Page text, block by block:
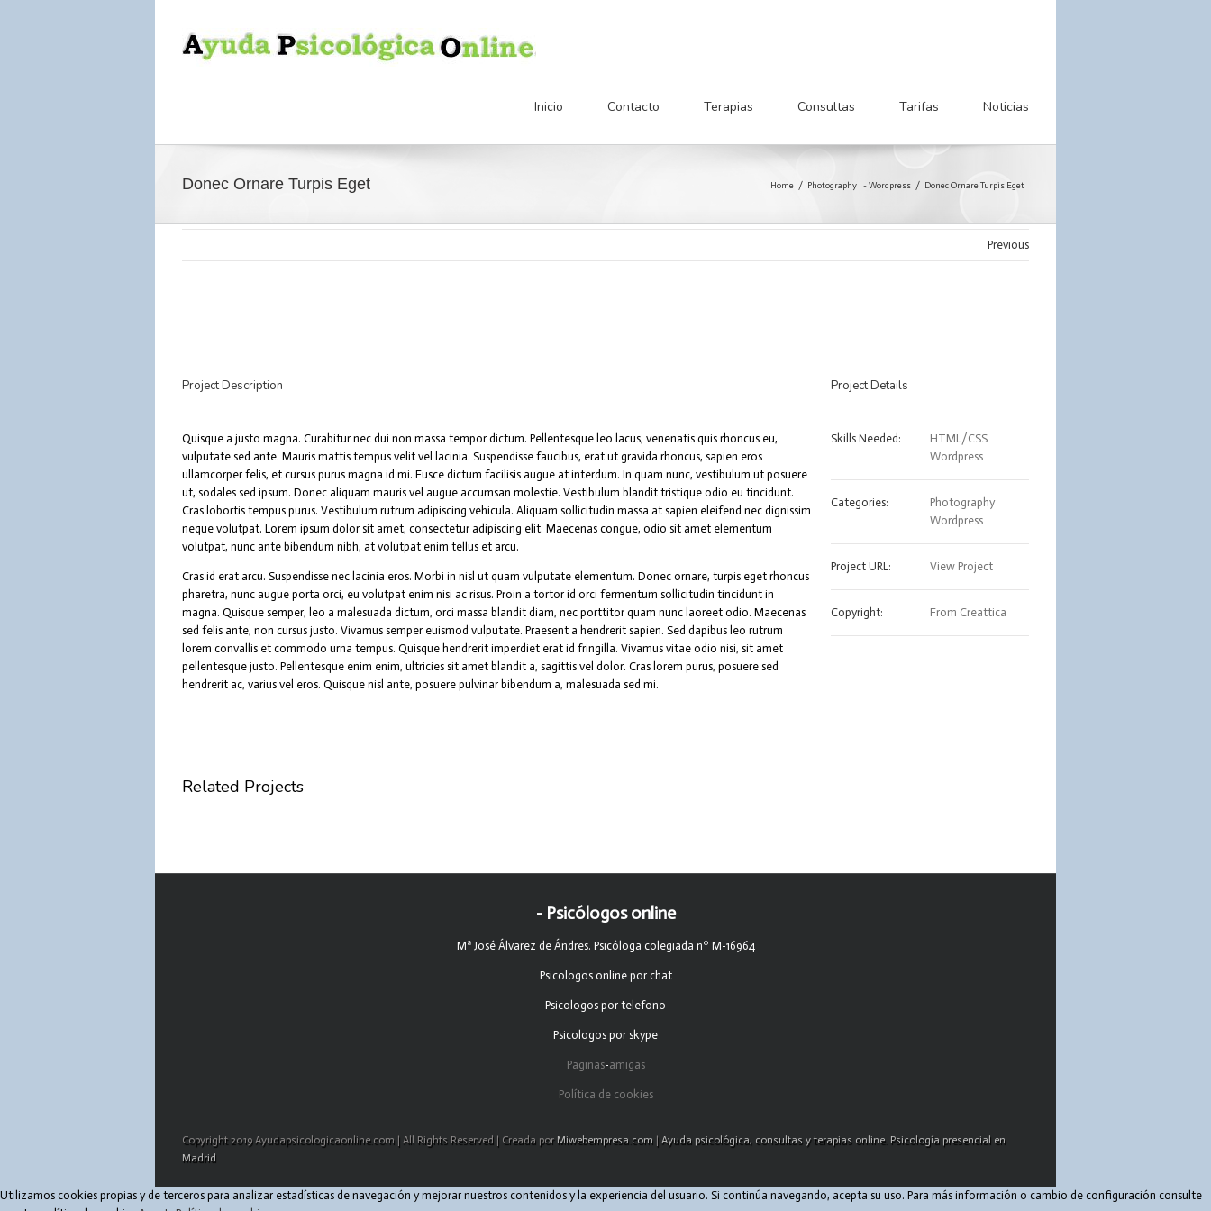
Inicio Contacto Terapias Consultas Tarifas Noticias
Donec Ornare Turpis Eget Home Photography -Wordpress Donec Ornare Turpis Eget
Previous
Project Description
Quisque a justo magna. Curabitur nec dui non massa tempor dictum. Pellentesque leo lacus, venenatis quis rhoncus eu,
vulputate sed ante. Mauris mattis tempus velit vel lacinia. Suspendisse faucibus, erat ut gravida rhoncus, sapien eros
ullamcorper felis, et cursus purus magna id mi. Fusce dictum facilisis augue at interdum. In quam nunc, vestibulum ut posuere
ut, sodales sed ipsum. Donec aliquam mauris vel augue accumsan molestie. Vestibulum blandit tristique odio eu tincidunt.
Cras lobortis tempus purus. Vestibulum rutrum adipiscing vehicula. Aliquam sollicitudin massa at sapien eleifend nec dignissim
neque volutpat. Lorem ipsum dolor sit amet, consectetur adipiscing elit. Maecenas congue, odio sit amet elementum
volutpat, nunc ante bibendum nibh, at volutpat enim tellus et arcu.
Cras id erat arcu. Suspendisse nec lacinia eros. Morbi in nisl ut quam vulputate elementum. Donec ornare, turpis eget rhoncus
pharetra, nunc augue porta orci, eu volutpat enim nisi ac risus. Proin a tortor id orci fermentum sollicitudin tincidunt in
magna. Quisque semper, leo a malesuada dictum, orci massa blandit diam, nec porttitor quam nunc laoreet odio. Maecenas
sed felis ante, non cursus justo. Vivamus semper euismod vulputate. Praesent a hendrerit sapien. Sed dapibus leo rutrum
lorem convallis et commodo urna tempus. Quisque hendrerit imperdiet erat id fringilla. Vivamus vitae odio nisi, sit amet
pellentesque justo. Pellentesque enim enim, ultricies sit amet blandit a, sagittis vel dolor. Cras lorem purus, posuere sed
hendrerit ac, varius vel eros. Quisque nisl ante, posuere pulvinar bibendum a, malesuada sed mi.
Project Details
Skills Needed:
HTML/CSS
Wordpress
Categories:
Photography
Wordpress
Project URL: View Project
Copyright: From Creattica
Related Projects
- Psicólogos online
Mª José Álvarez de Ándres. Psicóloga colegiada nº M-16964
Psicologos online por chat
Psicologos por telefono
Psicologos por skype
Paginas-amigas
Política de cookies
Copyright 2019 Ayudapsicologicaonline.com | All Rights Reserved | Creada por Miwebempresa.com | Ayuda psicológica, consultas y terapias online. Psicología presencial en
Madrid
Utilizamos cookies propias y de terceros para analizar estadísticas de navegación y mejorar nuestros contenidos y la experiencia del usuario. Si continúa navegando, acepta su uso. Para más información o cambio de configuración consulte